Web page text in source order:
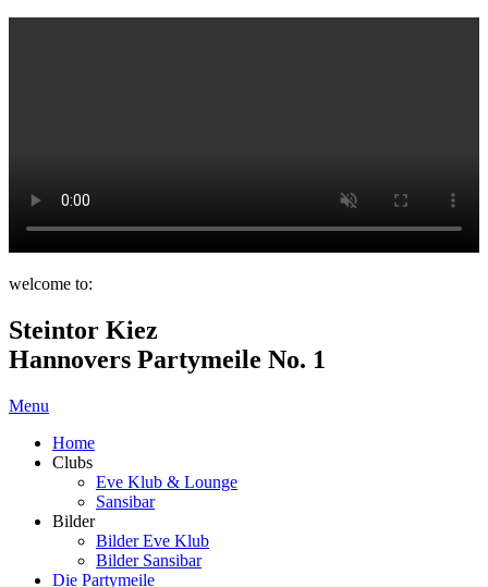
welcome to:
Steintor Kiez
Hannovers Partymeile No. 1
Menu
Home
Clubs
Eve Klub & Lounge
Sansibar
Bilder
Bilder Eve Klub
Bilder Sansibar
Die Partymeile